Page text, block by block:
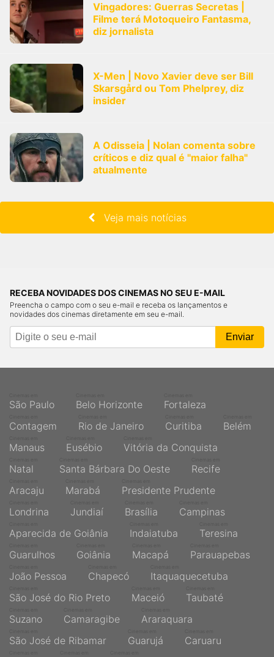
Vingadores: Guerras Secretas |
Filme terá Motoqueiro Fantasma,
diz jornalista
X-Men | Novo Xavier deve ser Bill
Skarsgård ou Tom Phelprey, diz
insider
A Odisseia | Nolan comenta sobre
críticos e diz qual é "maior falha"
atualmente
Veja mais notícias
RECEBA NOVIDADES DOS CINEMAS NO SEU E-MAIL
Preencha o campo com o seu e-mail e receba os lançamentos e
novidades dos cinemas diretamente em seu e-mail.
São Paulo Belo Horizonte Fortaleza
Contagem Rio de Janeiro Curitiba Belém
Manaus Eusébio Vitória da Conquista
Natal Santa Bárbara Do Oeste Recife
Aracaju Marabá Presidente Prudente
Londrina Jundiaí Brasília Campinas
Aparecida de Goiânia Indaiatuba Teresina
Guarulhos Goiânia Macapá Parauapebas
João Pessoa Chapecó Itaquaquecetuba
São José do Rio Preto Maceió Taubaté
Suzano Camaragibe Araraquara
São José de Ribamar Guarujá Caruaru